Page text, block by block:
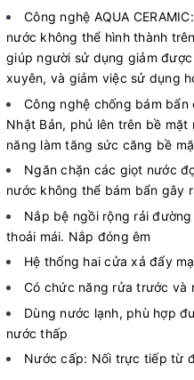
Công nghệ AQUA
nước không thể hình thành
giúp người sử dụng giảm
xuyên, và giảm việc sử dụng
Công nghệ chống bám
Nhật Bản, phủ lên trên bề
năng làm tăng sức căng bề
Ngăn chặn các giọt nước
nước không thể bám bẩn gây
Nắp bệ ngồi rộng rải
thoải mái. Nắp đóng êm
Hệ thống hai cửa xả đẩy
Có chức năng rửa trước và
Dùng nước lạnh, phù hợp
nước thấp
Nước cấp: Nối trực tiếp từ